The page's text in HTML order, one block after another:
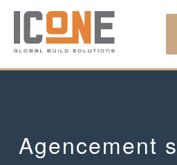
Agencement